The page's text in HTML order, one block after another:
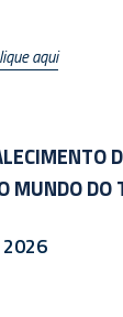
aqui
MUNDO DO